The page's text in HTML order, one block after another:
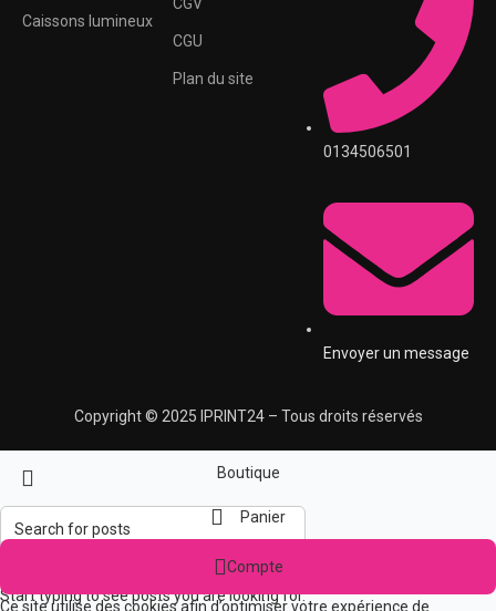
Caissons lumineux
CGV
CGU
Plan du site
0134506501
Envoyer un message
Copyright © 2025 IPRINT24 – Tous droits réservés
Start typing to see posts you are looking for.
Boutique
Panier
Compte
Ce site utilise des cookies afin d’optimiser votre expérience de